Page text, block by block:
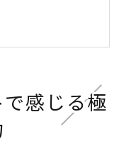
る理由
のヘッドスパ
ためのポイン
感じる極